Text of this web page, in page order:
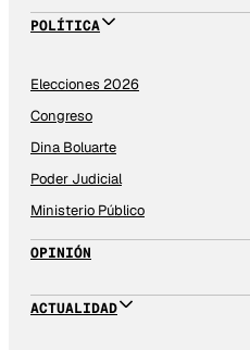
POLÍTICA
Elecciones 2026
Congreso
Dina Boluarte
Poder Judicial
Ministerio Público
OPINIÓN
ACTUALIDAD